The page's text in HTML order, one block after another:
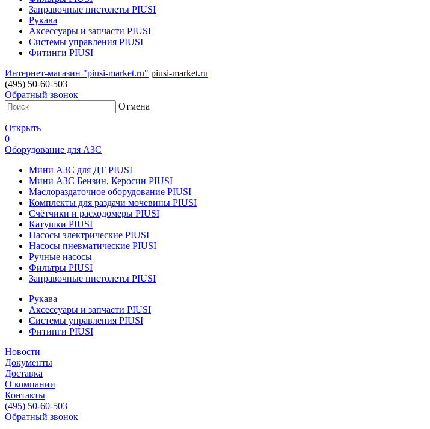
Заправочные пистолеты PIUSI
Рукава
Аксессуары и запчасти PIUSI
Системы управления PIUSI
Фитинги PIUSI
Интернет-магазин "piusi-market.ru" piusi-market.ru
(495) 50-60-503
Обратный звонок
Отмена
Открыть
0
Оборудование для АЗС
Мини АЗС для ДТ PIUSI
Мини АЗС Бензин, Керосин PIUSI
Маслораздаточное оборудование PIUSI
Комплекты для раздачи мочевины PIUSI
Счётчики и расходомеры PIUSI
Катушки PIUSI
Насосы электрические PIUSI
Насосы пневматические PIUSI
Ручные насосы
Фильтры PIUSI
Заправочные пистолеты PIUSI
Рукава
Аксессуары и запчасти PIUSI
Системы управления PIUSI
Фитинги PIUSI
Новости
Документы
Доставка
О компании
Контакты
(495) 50-60-503
Обратный звонок